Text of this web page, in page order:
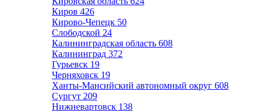
Киров 426
Кирово-Чепецк 50
Слободской 24
Калининградская область 608
Калининград 372
Гурьевск 19
Черняховск 19
Ханты-Мансийский автономный округ 608
Сургут 209
Нижневартовск 138